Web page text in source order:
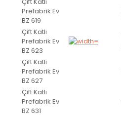
Prefabrik Ev
BZ 619
Çift Katlı
Prefabrik Ev
BZ 623
Çift Katlı
Prefabrik Ev
BZ 627
Çift Katlı
Prefabrik Ev
BZ 631